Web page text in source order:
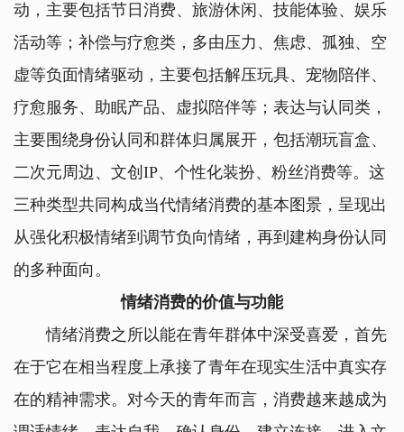
动，主要包括节日消费、旅游休闲、技能体验、娱乐
活动等；补偿与疗愈类，多由压力、焦虑、孤独、空
虚等负面情绪驱动，主要包括解压玩具、宠物陪伴、
疗愈服务、助眠产品、虚拟陪伴等；表达与认同类，
主要围绕身份认同和群体归属展开，包括潮玩盲盒、
二次元周边、文创IP、个性化装扮、粉丝消费等。这
三种类型共同构成当代情绪消费的基本图景，呈现出
从强化积极情绪到调节负向情绪，再到建构身份认同
的多种面向。
情绪消费的价值与功能
情绪消费之所以能在青年群体中深受喜爱，首先
在于它在相当程度上承接了青年在现实生活中真实存
在的精神需求。对今天的青年而言，消费越来越成为